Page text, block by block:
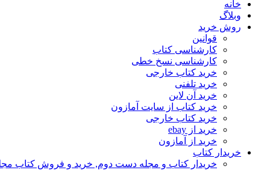
خانه
وبلاگ
روش خرید
قوانین
کارشناسی کتاب
کارشناسی نسخ خطی
خرید کتاب خارجی
خرید تلفنی
خرید آن لاین
خرید کتاب از سایت آمازون
خرید کتاب خارجی
خرید از ebay
خرید از آمازون
خریدار کتاب
خریدار کتاب و مجله دست دوم, خرید و فروش کتاب